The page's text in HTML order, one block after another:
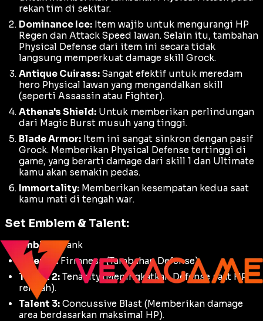
rekan tim di sekitar.
Dominance Ice: Item wajib untuk mengurangi HP
Regen dan Attack Speed lawan. Selain itu, tambahan
Physical Defense dari item ini secara tidak
langsung memperkuat damage skill Grock.
Antique Cuirass: Sangat efektif untuk meredam
hero Physical lawan yang mengandalkan skill
(seperti Assassin atau Fighter).
Athena's Shield: Untuk memberikan perlindungan
dari Magic Burst musuh yang tinggi.
Blade Armor: Item ini sangat sinkron dengan pasif
Grock. Memberikan Physical Defense tertinggi di
game, yang berarti damage dari skill 1 dan Ultimate
kamu akan semakin pedas.
Immortality: Memberikan kesempatan kedua saat
kamu mati di tengah war.
Set Emblem & Talent:
Emblem:
Tank
Talent 1: Firmness(Tambahan Defense).
Talent 2: Tenacity (Meningkatkan Defense saat HP
rendah).
Talent 3: Concussive Blast (Memberikan damage
area berdasarkan maksimal HP).